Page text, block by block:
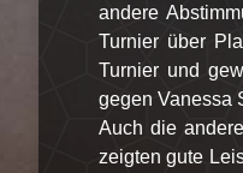
andere
Turnier über
Turnier und
gegen Vanessa
Auch die
zeigten gute